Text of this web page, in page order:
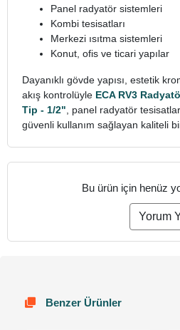
Panel radyatör sistemleri
Kombi tesisatları
Merkezi ısıtma sistemleri
Konut, ofis ve ticari yapılar
Dayanıklı gövde yapısı, estetik
akış kontrolüyle ECA RV3
Tip - 1/2" , panel radyatör
güvenli kullanım sağlayan kaliteli
Bu ürün için henüz
Yorum
Benzer Ürünler